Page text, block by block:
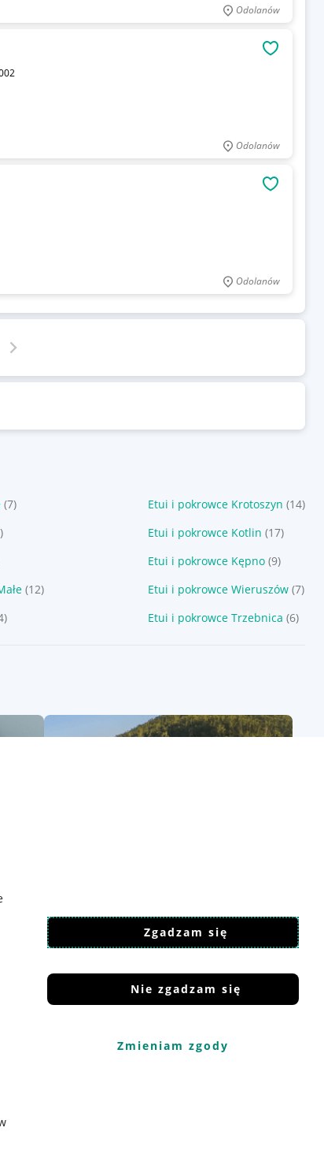
Zgadzam się
Nie zgadzam się
Zmieniam zgody
Odolanów
Odolanów
Odolanów
Następna strona
(7) Etui i pokrowce Krotoszyn (14)
Etui i pokrowce Kotlin (17)
Etui i pokrowce Kępno (9)
(12) Etui i pokrowce Wieruszów (7)
Etui i pokrowce Trzebnica (6)